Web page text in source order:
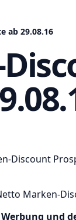
ab 29.08.16
Discount
Marken-
und